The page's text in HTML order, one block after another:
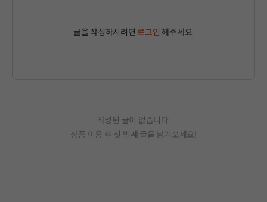
글을 작성하시려면 로그인 해주세요.
작성된 글이 없습니다.
상품 이용 후 첫 번째 글을 남겨보세요!